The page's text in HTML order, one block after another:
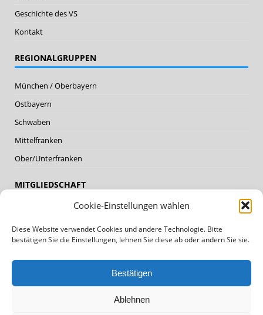
Cookie-Einstellungen wählen
Diese Website verwendet Cookies und andere Technologie. Bitte
bestätigen Sie die Einstellungen, lehnen Sie diese ab oder ändern Sie sie.
Bestätigen
Ablehnen
Geschichte des VS
Kontakt
REGIONALGRUPPEN
München / Oberbayern
Ostbayern
Schwaben
Mittelfranken
Ober/Unterfranken
MITGLIEDSCHAFT
Mitglied werden
Datenschutz